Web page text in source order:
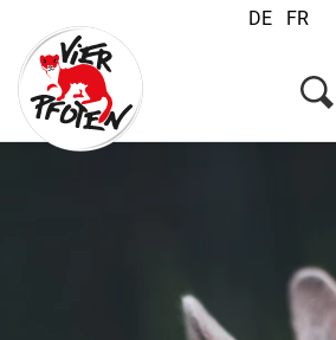
DE FRMenü
Kampagnen & Themen
Tiere
Medien